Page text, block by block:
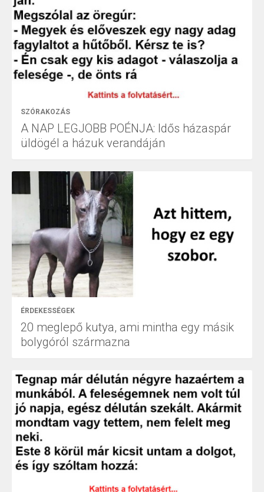
SZÓRAKOZÁS
A NAP LEGJOBB POÉNJA: Idős házaspár
üldögél a házuk verandáján
ÉRDEKESSÉGEK
20 meglepő kutya, ami mintha egy másik
bolygóról származna